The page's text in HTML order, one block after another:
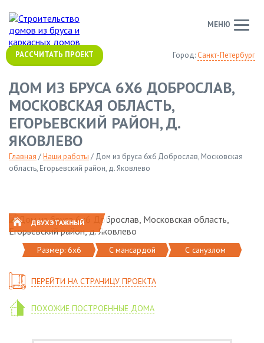
Город: Санкт-Петербург
РАССЧИТАТЬ ПРОЕКТ
МЕНЮ
ДОМ ИЗ БРУСА 6Х6 ДОБРОСЛАВ,
МОСКОВСКАЯ ОБЛАСТЬ,
ЕГОРЬЕВСКИЙ РАЙОН, Д.
ЯКОВЛЕВО
Главная /Наши работы / Дом из бруса 6х6 Доброслав, Московская
область, Егорьевский район, д. Яковлево
ДВУХЭТАЖНЫЙ
Размер: 6х6 C мансардой С санузлом
ПЕРЕЙТИ НА СТРАНИЦУ ПРОЕКТА
ПОХОЖИЕ ПОСТРОЕННЫЕ ДОМА